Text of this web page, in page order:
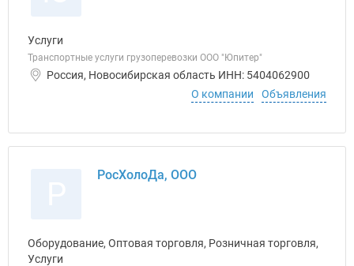
Услуги
Транспортные услуги грузоперевозки ООО "Юпитер"
Россия, Новосибирская область ИНН: 5404062900
О компании
Объявления
РосХолоДа, ООО
Оборудование, Оптовая торговля, Розничная торговля,
Услуги